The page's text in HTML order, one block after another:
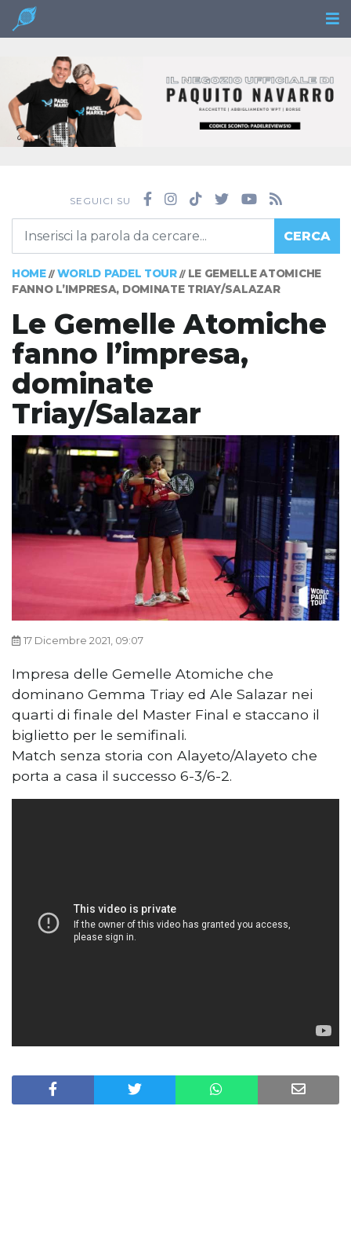
SEGUICI SU
CERCA
HOME// WORLD PADEL TOUR// LE GEMELLE ATOMICHE
FANNO L’IMPRESA, DOMINATE TRIAY/SALAZAR
Le Gemelle Atomiche
fanno l’impresa,
dominate
Triay/Salazar
17 Dicembre 2021, 09:07
Impresa delle Gemelle Atomiche che
dominano Gemma Triay ed Ale Salazar nei
quarti di finale del Master Final e staccano il
biglietto per le semifinali.
Match senza storia con Alayeto/Alayeto che
porta a casa il successo 6-3/6-2.